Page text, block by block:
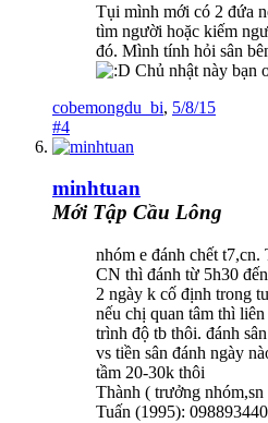
Tụi mình mới có 2 đứa
tìm người hoặc kiếm
đó. Mình tính hỏi sân
Chủ nhật này bạn
cobemongdu_bi, 5/8/15
#4
minhtuan
Mới Tập Cầu Lông
nhóm e đánh chết t7,cn.
CN thì đánh từ 5h30
2 ngày k cố định trong
nếu chị quan tâm thì
trình độ tb thôi. đánh
vs tiền sân đánh ngày
tầm 20-30k thôi
Thành ( trưởng nhóm,sn
Tuấn (1995):